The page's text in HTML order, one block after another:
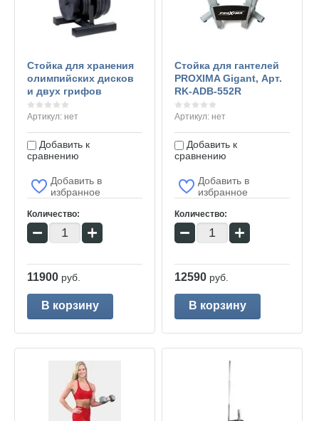
Стойка для хранения
олимпийских дисков
и двух грифов
Артикул: нет
Добавить к
сравнению
Добавить в
избранное
Количество:
− +
11900 руб.
В корзину
Стойка для гантелей
PROXIMA Gigant, Арт.
RK-ADB-552R
Артикул:нет
Добавить к
сравнению
Добавить в
избранное
Количество:
− +
12590 руб.
В корзину